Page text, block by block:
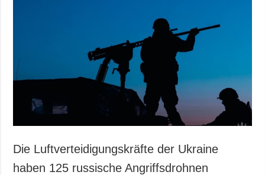
Gesellschaft und
Kriminalität
Notstand und
und zum Schutz
personenbezogener
Daten
ZUSÄTZLICH LEISTUNGEN
Die Luftverteidigungskräfte der Ukraine
haben 125 russische Angriffsdrohnen